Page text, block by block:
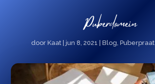
Puberdomein
doorKaat |jun 8, 2021 |Blog,Puberpraat